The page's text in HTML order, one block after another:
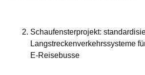
Schaufensterprojekt:
Langstreckenverkehrssysteme
E-Reisebusse